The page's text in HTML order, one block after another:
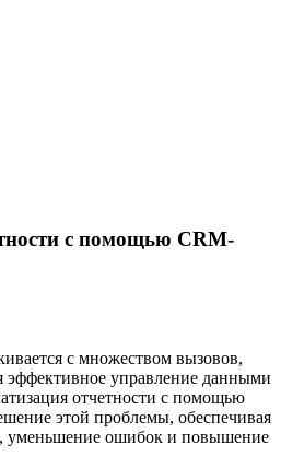
с помощью CRM-
с множеством вызовов,
эффективное управление данными
отчетности с помощью
этой проблемы, обеспечивая
уменьшение ошибок и повышение